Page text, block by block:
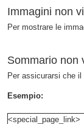
Immagini non
Per mostrare le
Sommario non
Per assicurarsi che
Esempio:
<special_page_link>